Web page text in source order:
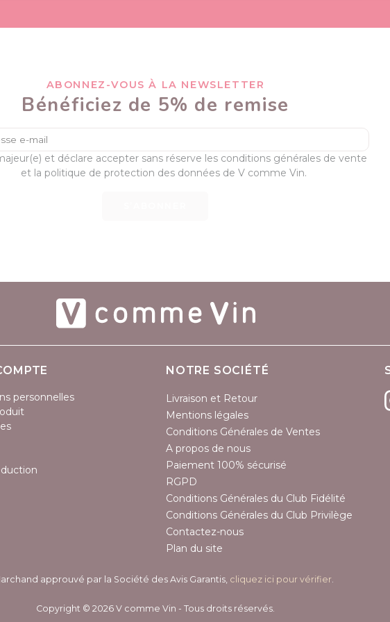
ABONNEZ-VOUS À LA NEWSLETTER
Bénéficiez de 5% de remise
et déclare accepter sans réserve les conditions générales de vente
et la politique de protection des données de V comme Vin.
personnelles
NOTRE SOCIÉTÉ
Livraison et Retour
Mentions légales
Conditions Générales de Ventes
A propos de nous
Paiement 100% sécurisé
RGPD
Conditions Générales du Club Fidélité
Conditions Générales du Club Privilège
Contactez-nous
Plan du site
approuvé par la Société des Avis Garantis, cliquez ici pour vérifier.
Copyright © 2026 V comme Vin - Tous droits réservés.